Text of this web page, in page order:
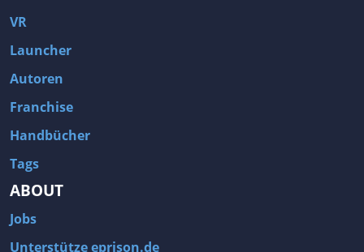
VR
Launcher
Autoren
Franchise
Handbücher
Tags
ABOUT
Jobs
Unterstütze eprison.de